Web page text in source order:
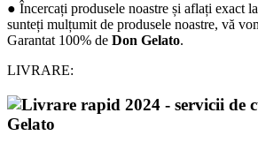
● Încercați produsele noastre și aflați exact
sunteți mulțumit de produsele noastre, vă
Garantat 100% de Don Gelato.
LIVRARE: